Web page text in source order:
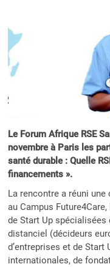
Le Forum Afrique RSE
novembre à Paris les
santé durable : Quelle
financements ».
La rencontre a réuni
au Campus
de Start Up spécialisées
distanciel (décideurs
d’entreprises et de Start
internationales, de